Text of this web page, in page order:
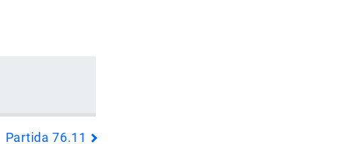
Partida 76.11